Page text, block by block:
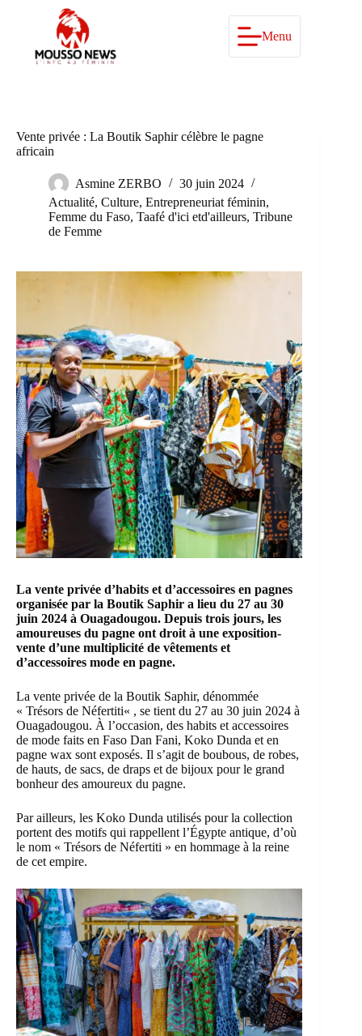
Menu
Vente privée : La Boutik Saphir célèbre le pagne
africain
Asmine ZERBO
30 juin 2024
Actualité, Culture, Entrepreneuriat féminin,
Femme du Faso, Taafé d'ici etd'ailleurs, Tribune
de Femme
La vente privée d’habits et d’accessoires en pagnes
organisée par la Boutik Saphir a lieu du 27 au 30
juin 2024 à Ouagadougou. Depuis trois jours, les
amoureuses du pagne ont droit à une exposition-
vente d’une multiplicité de vêtements et
d’accessoires mode en pagne.
La vente privée de la Boutik Saphir, dénommée
« Trésors de Néfertiti« , se tient du 27 au 30 juin 2024 à
Ouagadougou. À l’occasion, des habits et accessoires
de mode faits en Faso Dan Fani, Koko Dunda et en
pagne wax sont exposés. Il s’agit de boubous, de robes,
de hauts, de sacs, de draps et de bijoux pour le grand
bonheur des amoureux du pagne.
Par ailleurs, les Koko Dunda utilisés pour la collection
portent des motifs qui rappellent l’Égypte antique, d’où
le nom « Trésors de Néfertiti » en hommage à la reine
de cet empire.